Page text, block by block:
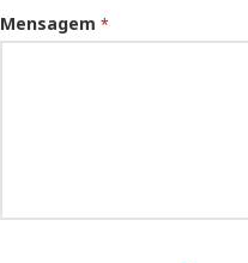
Mensagem *